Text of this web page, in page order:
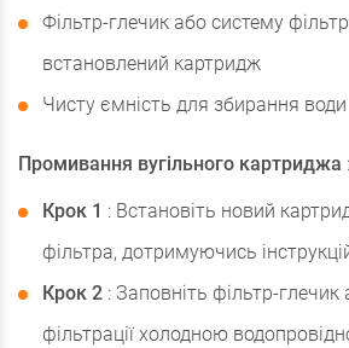
Фільтр-глечик або систему
встановлений картридж
Чисту ємність для збирання води
Промивання вугільного картриджа :
Крок 1 : Встановіть новий
фільтра, дотримуючись
Крок 2 : Заповніть фільтр-глечик
фільтрації холодною